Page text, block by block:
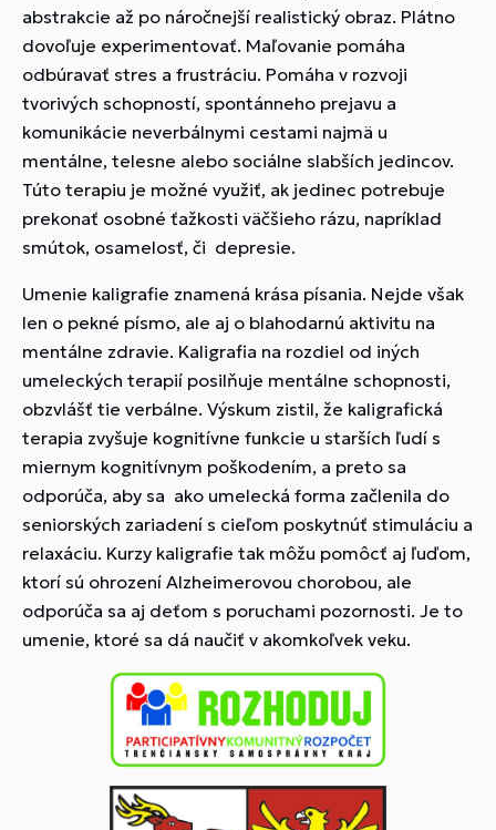
abstrakcie až po náročnejší realistický obraz. Plátno
dovoľuje experimentovať. Maľovanie pomáha
odbúravať stres a frustráciu. Pomáha v rozvoji
tvorivých schopností, spontánneho prejavu a
komunikácie neverbálnymi cestami najmä u
mentálne, telesne alebo sociálne slabších jedincov.
Túto terapiu je možné využiť, ak jedinec potrebuje
prekonať osobné ťažkosti väčšieho rázu, napríklad
smútok, osamelosť, či depresie.
Umenie kaligrafie znamená krása písania. Nejde však
len o pekné písmo, ale aj o blahodarnú aktivitu na
mentálne zdravie. Kaligrafia na rozdiel od iných
umeleckých terapií posilňuje mentálne schopnosti,
obzvlášť tie verbálne. Výskum zistil, že kaligrafická
terapia zvyšuje kognitívne funkcie u starších ľudí s
miernym kognitívnym poškodením, a preto sa
odporúča, aby sa ako umelecká forma začlenila do
seniorských zariadení s cieľom poskytnúť stimuláciu a
relaxáciu. Kurzy kaligrafie tak môžu pomôcť aj ľuďom,
ktorí sú ohrození Alzheimerovou chorobou, ale
odporúča sa aj deťom s poruchami pozornosti. Je to
umenie, ktoré sa dá naučiť v akomkoľvek veku.